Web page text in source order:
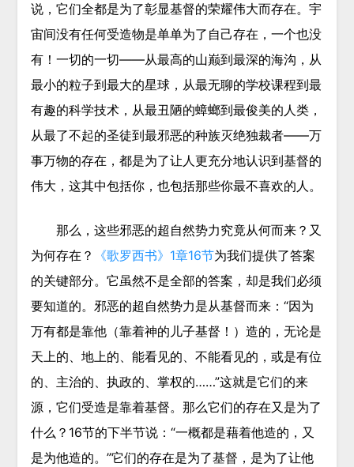
说，它们全都是为了彰显基督的荣耀伟大而存在。宇
宙间没有任何受造物是单单为了自己存在，一个也没
有！一切的一切——从最高的山巅到最深的海沟，从
最小的粒子到最大的星球，从最无聊的学校课程到最
有趣的科学技术，从最丑陋的蟑螂到最俊美的人类，
从最了不起的圣徒到最邪恶的种族灭绝独裁者——万
事万物的存在，都是为了让人更充分地认识到基督的
伟大，这其中包括你，也包括那些你最不喜欢的人。
那么，这些邪恶的超自然势力究竟从何而来？又
为何存在？
《歌罗西书》1章16节为我们提供了答案
的关键部分。它虽然不是全部的答案，却是我们必须
要知道的。邪恶的超自然势力是从基督而来：“因为
万有都是靠他（靠着神的儿子基督！）造的，无论是
天上的、地上的、能看见的、不能看见的，或是有位
的、主治的、 执政的、掌权的……”这就是它们的来
源，它们受造是靠着基督。那么它们的存在又是为了
什么？16节的下半节说：“一概都是藉着他造的，又
是为他造的。”它们的存在是为了基督，是为了让他